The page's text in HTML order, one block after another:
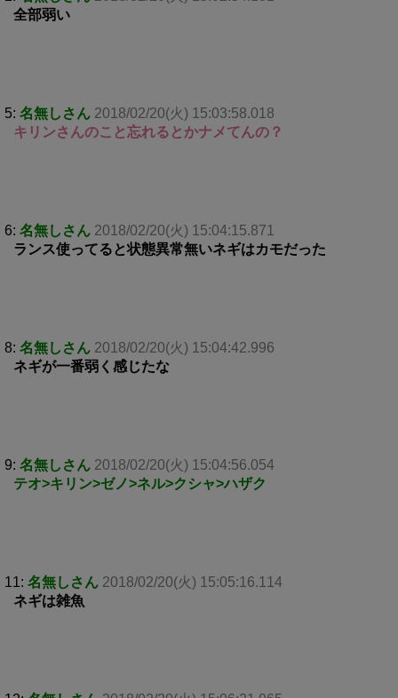
全部弱い
5: 名無しさん 2018/02/20(火) 15:03:58.018
キリンさんのこと忘れるとかナメてんの？
6: 名無しさん 2018/02/20(火) 15:04:15.871
ランス使ってると状態異常無いネギはカモだった
8: 名無しさん 2018/02/20(火) 15:04:42.996
ネギが一番弱く感じたな
9: 名無しさん 2018/02/20(火) 15:04:56.054
テオ>キリン>ゼノ>ネル>クシャ>ハザク
11: 名無しさん 2018/02/20(火) 15:05:16.114
ネギは雑魚